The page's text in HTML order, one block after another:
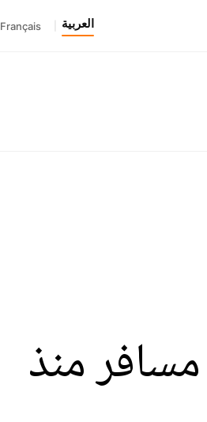
العربية Français
أزيد من 10 آلاف مسافر منذ